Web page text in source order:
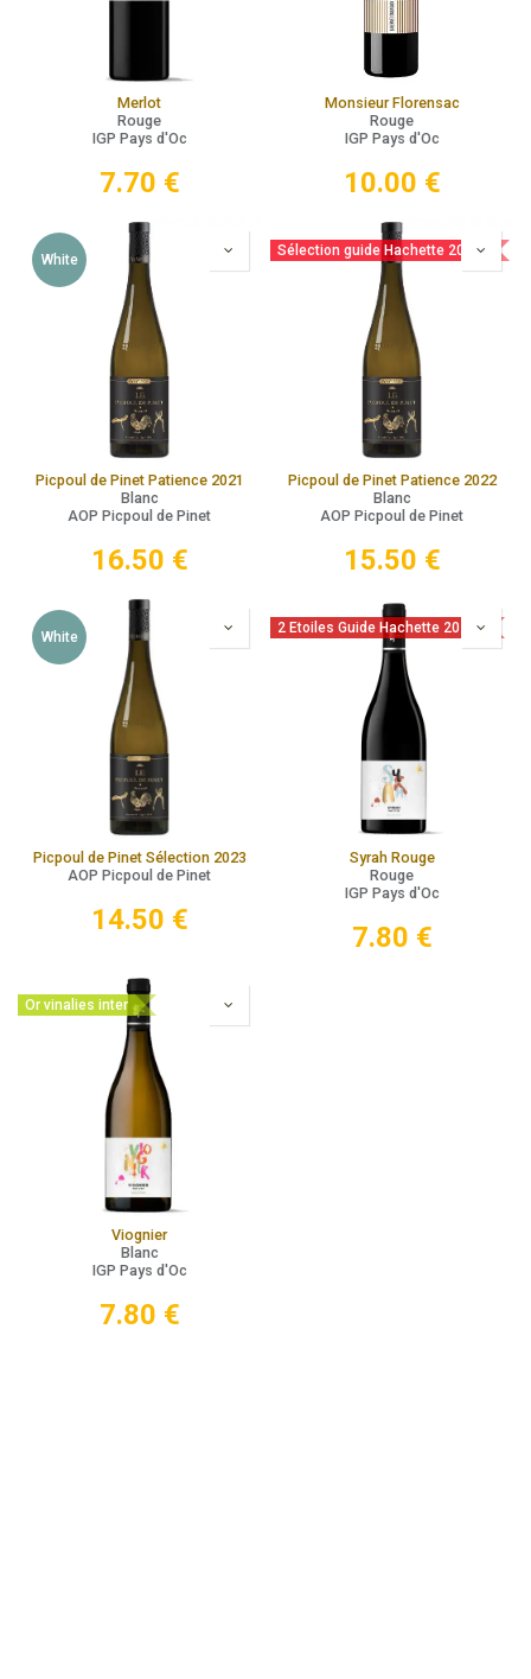
Merlot
Rouge
IGP Pays d'Oc
7.70 €
Monsieur Florensac
Rouge
IGP Pays d'Oc
10.00 €
White
Picpoul de Pinet Patience 2021
Blanc
AOP Picpoul de Pinet
16.50 €
Sélection guide Hachette 2025
Picpoul de Pinet Patience 2022
Blanc
AOP Picpoul de Pinet
15.50 €
White
Picpoul de Pinet Sélection 2023
AOP Picpoul de Pinet
14.50 €
2 Etoiles Guide Hachette 2026
Syrah Rouge
Rouge
IGP Pays d'Oc
7.80 €
Or vinalies inter
Viognier
Blanc
IGP Pays d'Oc
7.80 €